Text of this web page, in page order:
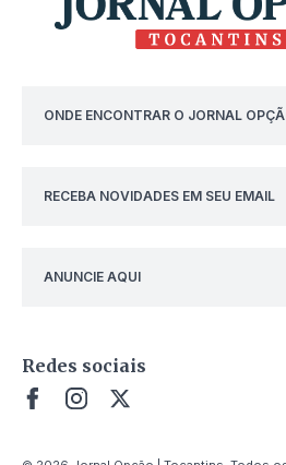
ONDE ENCONTRAR O JORNAL
RECEBA NOVIDADES EM SEU EMAIL
ANUNCIE AQUI
Redes sociais